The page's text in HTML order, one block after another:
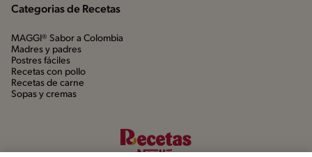
Categorias de Recetas
MAGGI® Sabor a Colombia
Madres y padres
Postres fáciles
Recetas con pollo
Recetas de carne
Sopas y cremas